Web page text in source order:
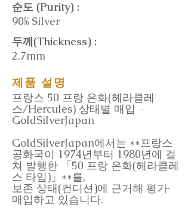
순도 (Purity) :
90% Silver
두께(Thickness) :
2.7mm
제품 설명
프랑스 50 프랑 은화(헤라클레
스/Hercules) 상태별 매입 –
GoldSilverJapan
GoldSilverJapan에서는 **프랑스
공화국이 1974년부터 1980년에 걸
쳐 발행한 「50 프랑 은화(헤라클레
스 타입)」**를,
보존 상태(컨디션)에 근거해 평가·
매입하고 있습니다.